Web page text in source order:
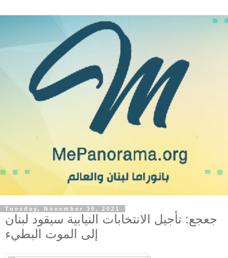
Tuesday, November 30, 2021
جعجع: تأجيل الانتخابات النيابية سيقود لبنان
إلى الموت البطيء